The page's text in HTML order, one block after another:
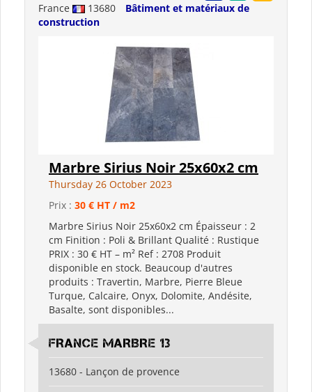
France 13680
Bâtiment et matériaux de
construction
Marbre Sirius Noir 25x60x2 cm
Thursday 26 October 2023
Prix : 30 € HT / m2
Marbre Sirius Noir 25x60x2 cm Épaisseur : 2
cm Finition : Poli & Brillant Qualité : Rustique
PRIX : 30 € HT – m² Ref : 2708 Produit
disponible en stock. Beaucoup d'autres
produits : Travertin, Marbre, Pierre Bleue
Turque, Calcaire, Onyx, Dolomite, Andésite,
Basalte, sont disponibles...
FRANCE MARBRE 13
13680 - Lançon de provence